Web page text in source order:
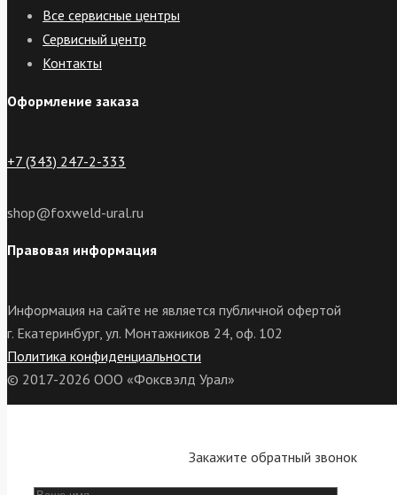
Все сервисные центры
Сервисный центр
Контакты
Оформление заказа
+7 (343) 247-2-333
shop@foxweld-ural.ru
Правовая информация
Информация на сайте не является публичной офертой
г. Екатеринбург, ул. Монтажников 24, оф. 102
Политика конфиденциальности
© 2017-2026 ООО «Фоксвэлд Урал»
Закажите обратный звонок